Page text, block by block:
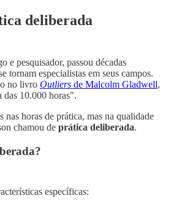
deliberada
e pesquisador, passou décadas
tornam especialistas em seus campos.
no livro Outliers de Malcolm Gladwell,
das 10.000 horas".
nas horas de prática, mas na qualidade
chamou de prática deliberada.
específicas: